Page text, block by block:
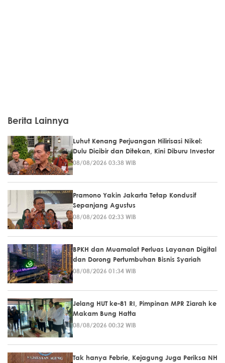
Berita Lainnya
Luhut Kenang Perjuangan Hilirisasi Nikel:
Dulu Dicibir dan Ditekan, Kini Diburu Investor
08/08/2026 03:38 WIB
Pramono Yakin Jakarta Tetap Kondusif
Sepanjang Agustus
08/08/2026 02:33 WIB
BPKH dan Muamalat Perluas Layanan Digital
dan Dorong Pertumbuhan Bisnis Syariah
08/08/2026 01:34 WIB
Jelang HUT ke-81 RI, Pimpinan MPR Ziarah ke
Makam Bung Hatta
08/08/2026 00:32 WIB
Tak hanya Febrie, Kejagung Juga Periksa NH